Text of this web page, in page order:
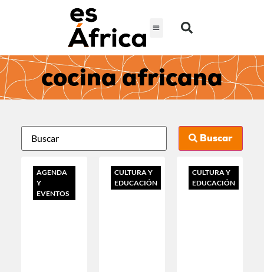
cocina africana
Buscar
AGENDA
Y
EVENTOS
CULTURA Y
EDUCACIÓN
CULTURA Y
EDUCACIÓN